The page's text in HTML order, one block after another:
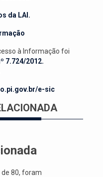
da LAI.
à Informação foi
7.724/2012.
e-sic
80, foram